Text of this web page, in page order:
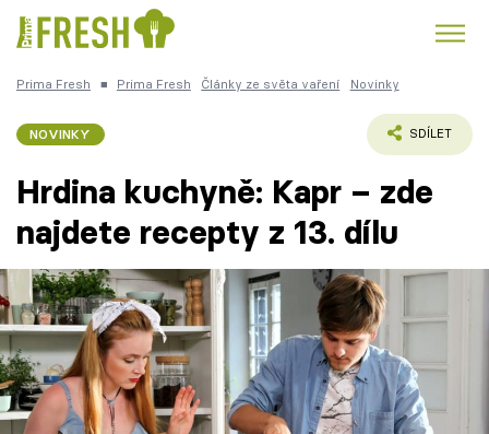
Česká kuchyně
Témata
Recepty
Články
Prima Fresh ■ Prima Fresh Články ze světa vaření Novinky
NOVINKY SDÍLET
Hrdina kuchyně: Kapr – zde
najdete recepty z 13. dílu